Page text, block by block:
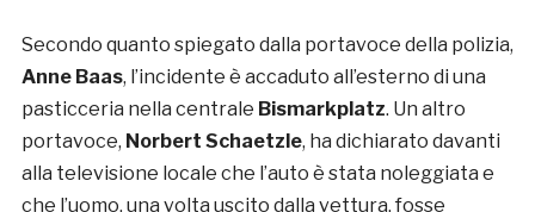
Secondo quanto spiegato dalla portavoce della polizia,
Anne Baas, l’incidente è accaduto all’esterno di una
pasticceria nella centrale Bismarkplatz. Un altro
portavoce, Norbert Schaetzle, ha dichiarato davanti
alla televisione locale che l’auto è stata noleggiata e
che l’uomo, una volta uscito dalla vettura, fosse